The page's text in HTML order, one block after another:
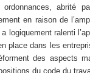
abrité
en raison de
ralenti
place dans les
des aspects
du code du